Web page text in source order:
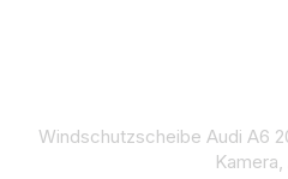
Windschutzscheibe Audi A6
Kamera,